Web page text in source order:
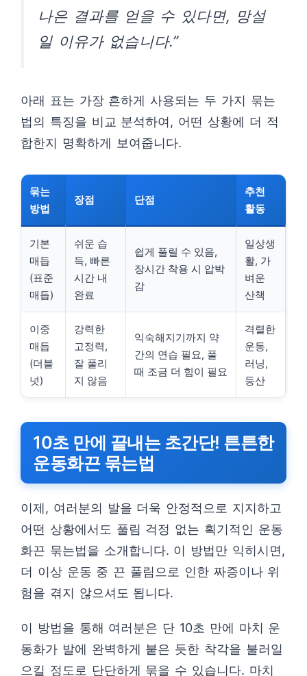
나은 결과를 얻을 수 있다면, 망설
일 이유가 없습니다.”
아래 표는 가장 흔하게 사용되는 두 가지 묶는
법의 특징을 비교 분석하여, 어떤 상황에 더 적
합한지 명확하게 보여줍니다.
묶는
방법
장점 단점
추천
활동
기본
매듭
(표준
매듭)
쉬운 습
득, 빠른
시간 내
완료
쉽게 풀릴 수 있음,
장시간 착용 시 압박
감
일상생
활, 가
벼운
산책
이중
매듭
(더블
넛)
강력한
고정력,
잘 풀리
지 않음
익숙해지기까지 약
간의 연습 필요, 풀
때 조금 더 힘이 필요
격렬한
운동,
러닝,
등산
10초 만에 끝내는 초간단! 튼튼한
운동화끈 묶는법
이제, 여러분의 발을 더욱 안정적으로 지지하고
어떤 상황에서도 풀림 걱정 없는 획기적인 운동
화끈 묶는법을 소개합니다. 이 방법만 익히시면,
더 이상 운동 중 끈 풀림으로 인한 짜증이나 위
험을 겪지 않으셔도 됩니다.
이 방법을 통해 여러분은 단 10초 만에 마치 운
동화가 발에 완벽하게 붙은 듯한 착각을 불러일
으킬 정도로 단단하게 묶을 수 있습니다. 마치